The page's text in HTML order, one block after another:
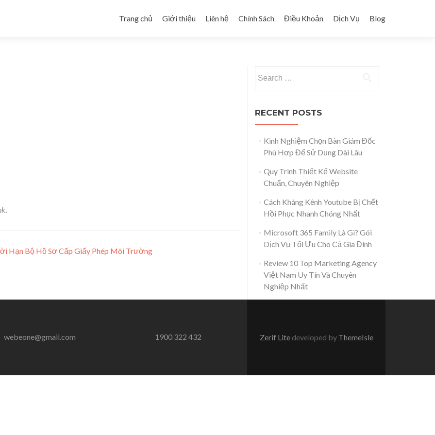
Trang chủ
Giới thiệu Liên hệ Chính Sách Điều Khoản Dịch Vụ Blog
.
Hạn Bộ Hồ Sơ Cấp Giấy Phép Môi Trường
RECENT POSTS
Kinh Nghiệm Chọn Bàn Giám Đốc
Phù Hợp Để Sử Dụng Dài Lâu
Quy Trình Thiết Kế Website
Chuẩn, Chuyên Nghiệp
Cách Kháng Kênh Youtube Bị Chết
Hồi Phục Nhanh Chóng Nhất
Microsoft 365 Family Là Gì? Gói
Dịch Vụ Tối Ưu Cho Cả Gia Đình
Review 10 Top Marketing Agency
Việt Nam Uy Tín Và Chuyên
Nghiệp Nhất
webeone@gmail.com 1900 322 432 Zerif Lite developed by ThemeIsle